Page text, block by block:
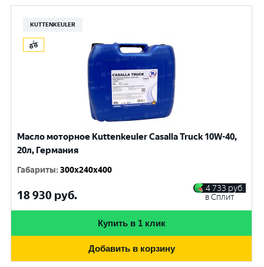
KUTTENKEULER
Масло моторное Kuttenkeuler Casalla Truck 10W-40,
20л, Германия
Габариты:300x240x400
18 930 руб.
4 733 руб.
в Сплит
Купить в 1 клик
Добавить в корзину